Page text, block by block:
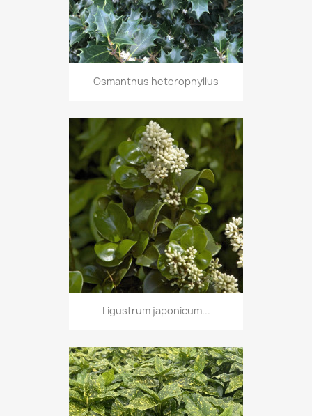
Osmanthus heterophyllus
Ligustrum japonicum...